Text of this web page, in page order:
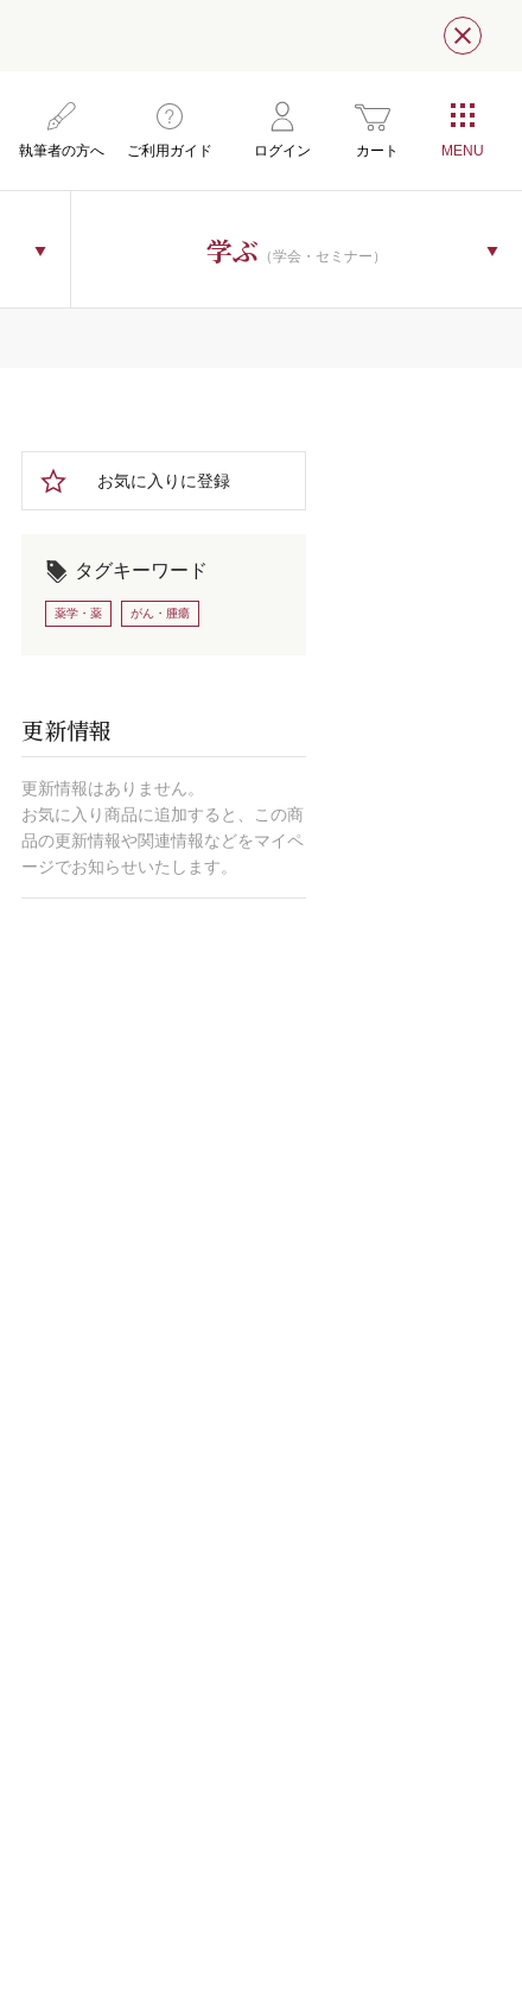
閉じ
執筆者の方へ ご利用ガイド ログイン カート
学ぶ （学会・セミナー）
お気に入りに登録
タグキーワード
薬学・薬 がん・腫瘍
更新情報
更新情報はありません。
お気に入り商品に追加すると、この商
品の更新情報や関連情報などをマイペ
ージでお知らせいたします。